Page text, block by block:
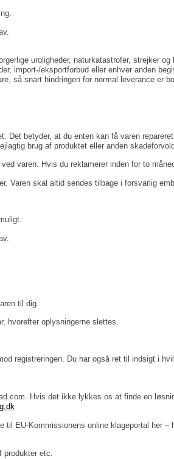
uroligheder, naturkatastrofer, strejker
import-/eksportforbud eller enhver anden
så snart hindringen for normal leverance
Det betyder, at du enten kan få varen
brug af produktet eller anden
varen. Hvis du reklamerer inden for to
Varen skal altid sendes tilbage i forsvarlig
til dig.
hvorefter oplysningerne slettes.
registreringen. Du har også ret til indsigt i
Hvis det ikke lykkes os at finde en
EU-Kommissionens online klageportal her –
produkter etc.